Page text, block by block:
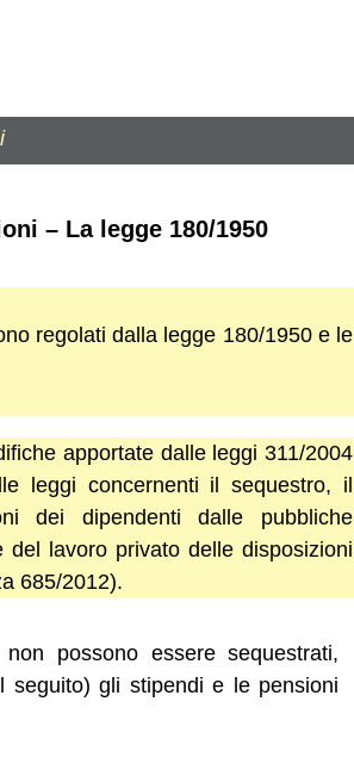
– La legge 180/1950
regolati dalla legge 180/1950 e le
apportate dalle leggi 311/2004
leggi concernenti il sequestro, il
dei dipendenti dalle pubbliche
lavoro privato delle disposizioni
685/2012).
possono essere sequestrati,
seguito) gli stipendi e le pensioni